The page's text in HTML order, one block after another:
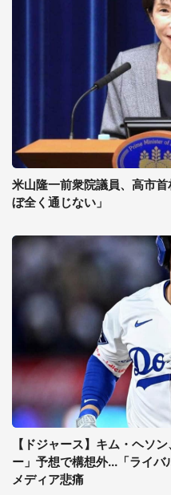
米山隆一前衆院議員、高市
ぼ全く通じない」
【ドジャース】キム・ヘソ
ー」予想で構想外...「ライ
メディア悲痛